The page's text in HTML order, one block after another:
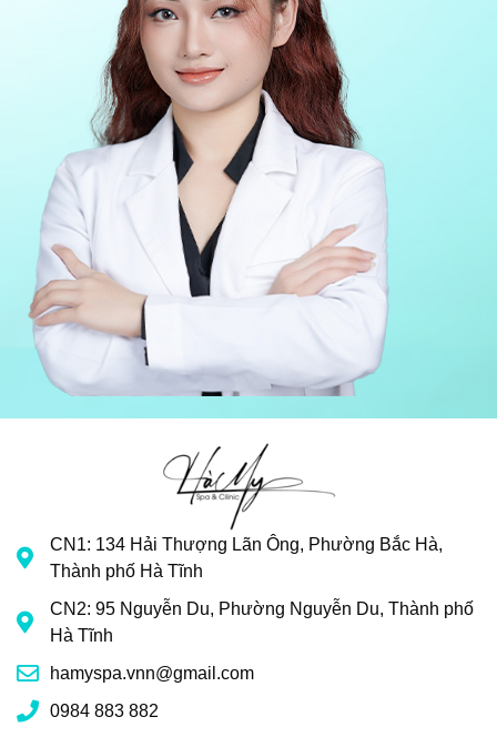
CN1: 134 Hải Thượng Lãn Ông, Phường Bắc Hà,
Thành phố Hà Tĩnh
CN2: 95 Nguyễn Du, Phường Nguyễn Du, Thành phố
Hà Tĩnh
hamyspa.vnn@gmail.com
0984 883 882